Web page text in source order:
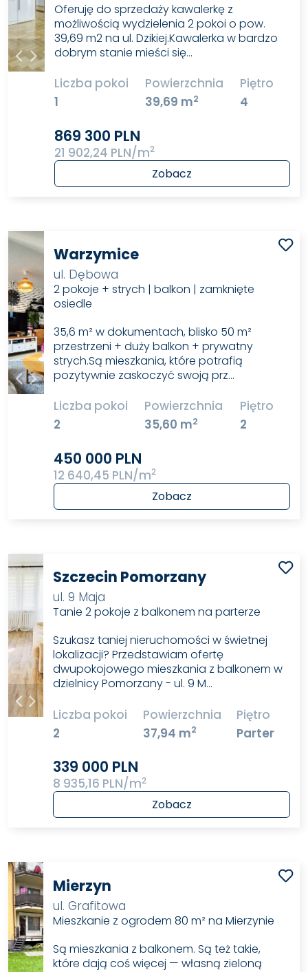
Oferuję do sprzedaży kawalerkę z
możliwością wydzielenia 2 pokoi o pow.
39,69 m2 na ul. Dzikiej.Kawalerka w bardzo
dobrym stanie mieści się…
Liczba pokoi
1
Powierzchnia
39,69 m2
Piętro
4
869 300 PLN
21 902,24 PLN/m2
Zobacz
Warzymice
ul. Dębowa
2 pokoje + strych | balkon | zamknięte
osiedle
35,6 m² w dokumentach, blisko 50 m²
przestrzeni + duży balkon + prywatny
strych.Są mieszkania, które potrafią
pozytywnie zaskoczyć swoją prz…
Liczba pokoi
2
Powierzchnia
35,60 m2
Piętro
2
450 000 PLN
12 640,45 PLN/m2
Zobacz
Szczecin Pomorzany
ul. 9 Maja
Tanie 2 pokoje z balkonem na parterze
Szukasz taniej nieruchomości w świetnej
lokalizacji? Przedstawiam ofertę
dwupokojowego mieszkania z balkonem w
dzielnicy Pomorzany - ul. 9 M…
Liczba pokoi
2
Powierzchnia
37,94 m2
Piętro
Parter
339 000 PLN
8 935,16 PLN/m2
Zobacz
Mierzyn
ul. Grafitowa
Mieszkanie z ogrodem 80 m² na Mierzynie
Są mieszkania z balkonem. Są też takie,
które dają coś więcej — własną zieloną